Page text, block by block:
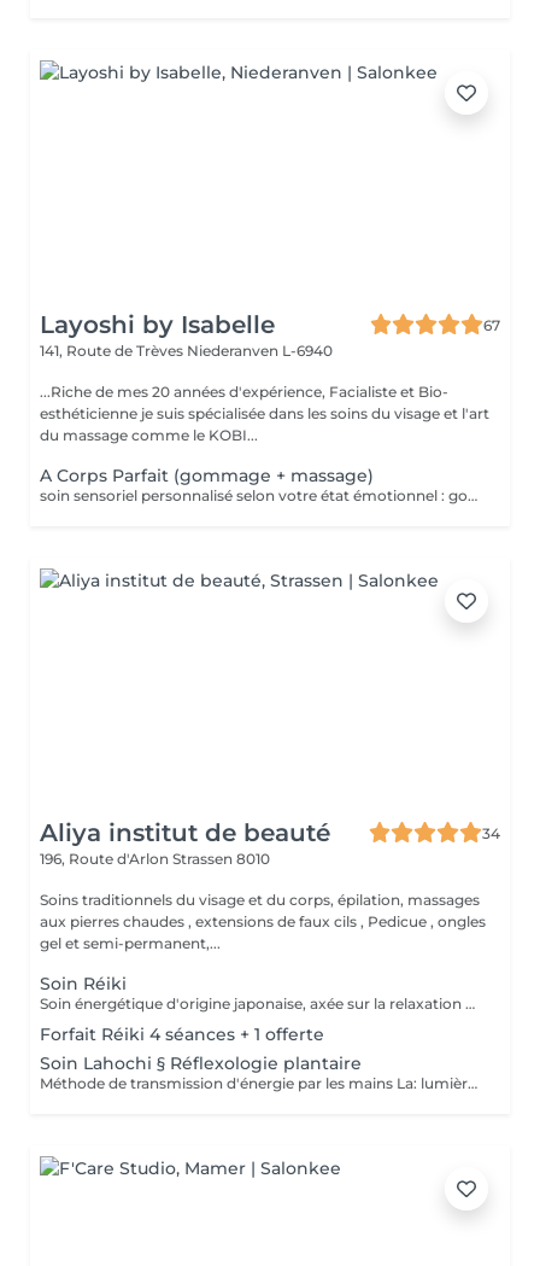
Layoshi by Isabelle
67
141, Route de Trèves Niederanven L-6940
...Riche de mes 20 années d'expérience, Facialiste et Bio-
esthéticienne je suis spécialisée dans les soins du visage et l'art
du massage comme le KOBI...
A Corps Parfait (gommage + massage)
soin sensoriel personnalisé selon votre état émotionnel : gommage complet du corps au sel rose de l'Himalaya pour une peau douce et satinée + douche + Massage personnalisé
Aliya institut de beauté
34
196, Route d'Arlon Strassen 8010
Soins traditionnels du visage et du corps, épilation, massages
aux pierres chaudes , extensions de faux cils , Pedicue , ongles
gel et semi-permanent,...
Soin Réiki
Soin énergétique d'origine japonaise, axée sur la relaxation et l'harmonisation du corps et de l'esprit. REI: universel KI: énergie vital Le praticien pose doucement les mains sur les différentes zones , il n'y a pas de manipulation ou de pression. Effets: -Réduction du stress et de l'anxiété -Sensation de calme et de lâcher prise -Aide à apaiser le mental -favorise l'endormissement -Aide à relâcher les tensions émotionnelles le réiki est une pratique douce qui vise surtout : -la détente -l'équilibre émotionnel -le bien-être global A faire seul ou en cure de 4 séances
Forfait Réiki 4 séances + 1 offerte
Soin Lahochi § Réflexologie plantaire
Méthode de transmission d'énergie par les mains La: lumière, amour HO: mouvement de l'énergie CHI: energie vitale Effets: -Diminue le stress -Procure un calme profond et durable -Aide à harmoniser le corps et l'esprit - Energie retrouvée - Favorise le lâcher-prise -Harmonisation des Chakras Couplé à la réflexologie plantaire c'est un soin qui apporte une relaxation complète et durable alliant les bienfaits du soin énergétique et ceux de la réflexologie . A faire seul ou en cure de 4 séances "Détente absolue "